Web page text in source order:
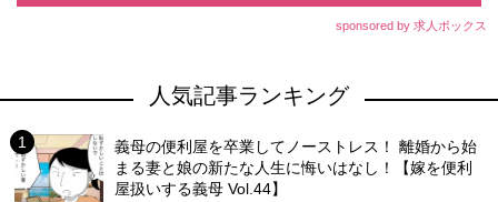
sponsored by 求人ボックス
人気記事ランキング
義母の便利屋を卒業してノーストレス！ 離婚から始
まる妻と娘の新たな人生に悔いはなし！【嫁を便利
屋扱いする義母 Vol.44】